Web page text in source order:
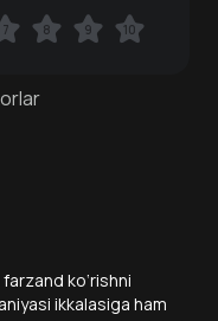
ko‘rishni
ikkalasiga ham
7 8 9 10
7 8 9 10